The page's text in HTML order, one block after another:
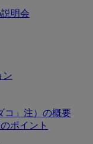
明会
ン
コ」注）の概要
ポイント